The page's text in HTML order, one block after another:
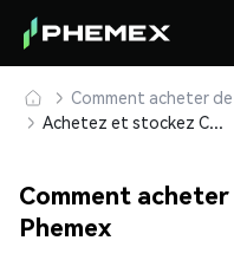
Comment acheter
Achetez et stockez Copiosa (COP) en toute sécurité
Comment
Phemex